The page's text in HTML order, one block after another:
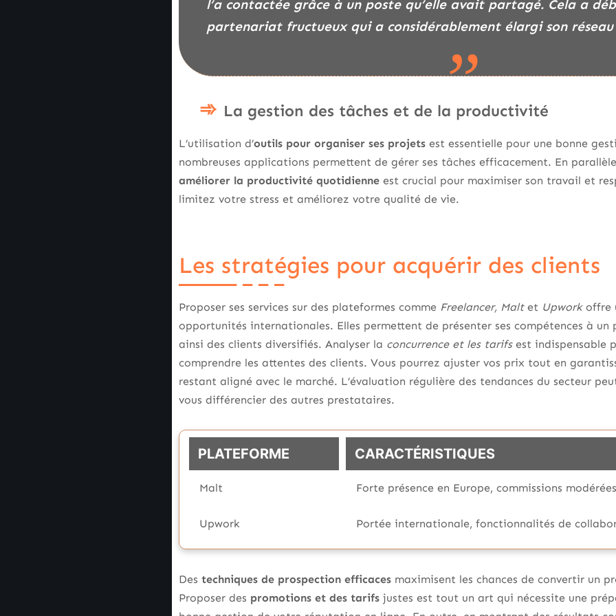
l’a contactée grâce à un poste qu’elle avait partagé. Cela a
partenariat fructueux qui a considérablement élargi son réseau
La gestion des tâches et de la productivité
L’utilisation d’outils pour organiser ses projets est essentielle pour une bonne
nombreuses applications permettent de gérer ses tâches efficacement. En
améliorer la productivité quotidienne est crucial pour maximiser son travail et
limitez votre stress et améliorez votre qualité de vie.
Les stratégies pour acquérir des clients
Proposer ses services sur des plateformes comme Freelancer, Maltet Upworkoffre
opportunités internationales. Elles permettent de présenter ses compétences à un
ainsi des clients diversifiés. Analyser la concurrence et les tarifsest indispensable
comprendre les attentes des clients. Vous pourrez ajuster vos prix tout en
restant aligné avec le marché. L’évaluation régulière des tendances du secteur
vous différencier des autres prestataires.
PLATEFORME CARACTÉRISTIQUES
Malt Forte présence en Europe, commissions modérées
Upwork Portée internationale, fonctionnalités de
Des techniques de prospection efficaces maximisent les chances de convertir un
Proposer des promotions et des tarifs justes est tout un art qui nécessite une